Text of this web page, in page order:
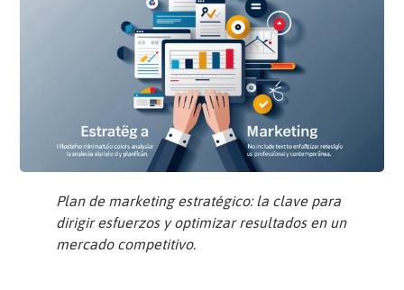
Plan de marketing estratégico: la clave para
dirigir esfuerzos y optimizar resultados en un
mercado competitivo.